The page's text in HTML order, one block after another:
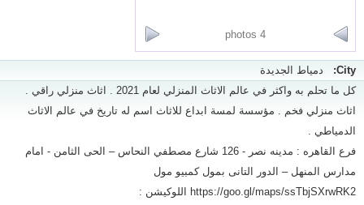
4 photos
City:
دمياط الجديدة
كل ما تحلم به واكثر في عالم الاثاث المنزلي لعام 2021 . اثاث منزلي راقي .
اثاث منزلي فخم . مؤسسة لمسة ابداع للاثاث اسم له تاريخ في عالم الاثاث
الدمياطي .
فرع القاهره : مدينه نصر - 126 شارع مصطفي النحاس – الحى الثامن - امام
مدارس المنهل – الدور التانى بمول كمبيو مول
https://goo.gl/maps/ssTbjSXrwRK2 اللوكيشن :